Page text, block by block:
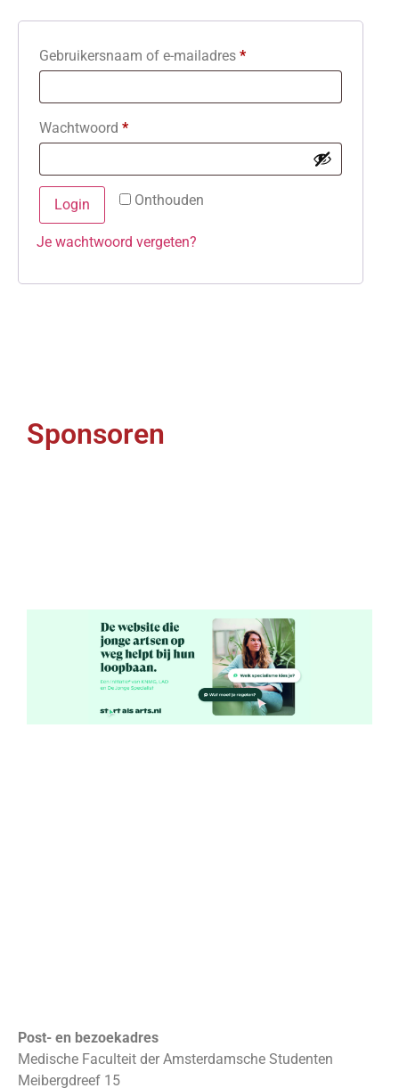
Gebruikersnaam of e-mailadres *
Wachtwoord *
Onthouden
Login
Je wachtwoord vergeten?
Sponsoren
Post- en bezoekadres
Medische Faculteit der Amsterdamsche Studenten
Meibergdreef 15